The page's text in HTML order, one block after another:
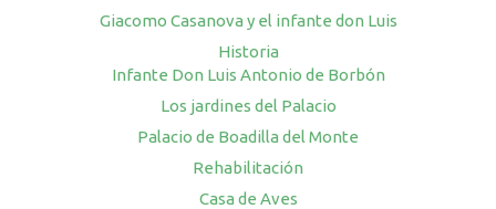
Giacomo Casanova y el infante don Luis
Historia
Infante Don Luis Antonio de Borbón
Los jardines del Palacio
Palacio de Boadilla del Monte
Rehabilitación
Casa de Aves